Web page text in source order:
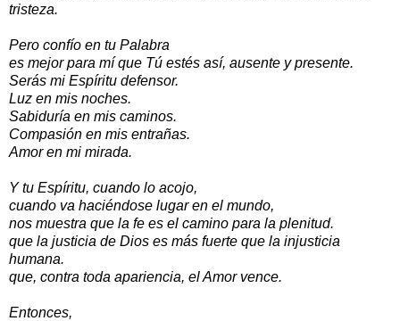
tristeza.
Pero confío en tu Palabra
es mejor para mí que Tú estés así, ausente y presente.
Serás mi Espíritu defensor.
Luz en mis noches.
Sabiduría en mis caminos.
Compasión en mis entrañas.
Amor en mi mirada.
Y tu Espíritu, cuando lo acojo,
cuando va haciéndose lugar en el mundo,
nos muestra que la fe es el camino para la plenitud.
que la justicia de Dios es más fuerte que la injusticia
humana.
que, contra toda apariencia, el Amor vence.
Entonces,